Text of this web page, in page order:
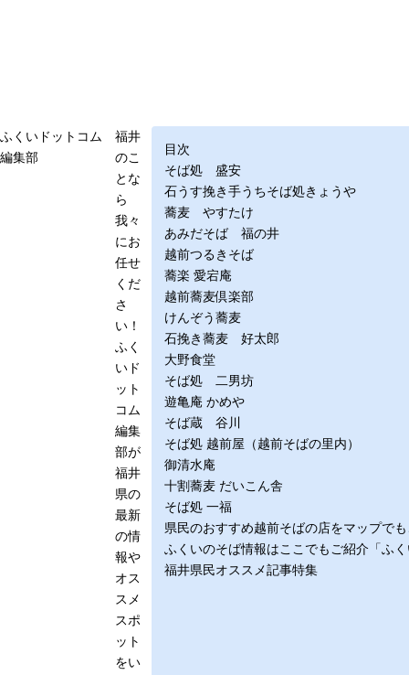
ふくいドットコム
編集部
福井
のこ
とな
ら
我々
にお
任せ
くだ
さ
い！
ふく
いド
ット
コム
編集
部が
福井
県の
最新
の情
報や
オス
スメ
スポ
ット
をい
目次
そば処 盛安
石うす挽き手うちそば処きょうや
蕎麦 やすたけ
あみだそば 福の井
越前つるきそば
蕎楽 愛宕庵
越前蕎麦倶楽部
けんぞう蕎麦
石挽き蕎麦 好太郎
大野食堂
そば処 二男坊
遊亀庵 かめや
そば蔵 谷川
そば処 越前屋（越前そばの里内）
御清水庵
十割蕎麦 だいこん舎
そば処 一福
県民のおすすめ越前そばの店をマップで
ふくいのそば情報はここでもご紹介「ふ
福井県民オススメ記事特集